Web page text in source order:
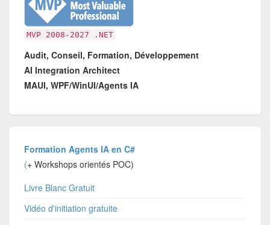
MVP 2008-2027 .NET
Audit, Conseil, Formation, Développement
AI Integration Architect
MAUI, WPF/WinUI/Agents IA
Formation Agents IA en C#
(+ Workshops orientés POC)
Livre Blanc Gratuit
Vidéo d'initiation gratuite